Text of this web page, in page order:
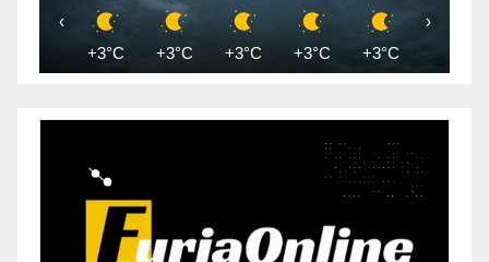
+3°C +3°C +3°C +3°C +3°C +3°C
‹ ›